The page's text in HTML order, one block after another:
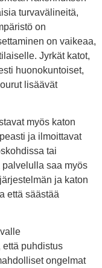
turvavälineitä,
on
on vaikeaa,
Jyrkät katot,
huonokuntoiset,
lisäävät
myös katon
ja ilmoittavat
tai
saa myös
ja katon
että säästää
että puhdistus
ongelmat